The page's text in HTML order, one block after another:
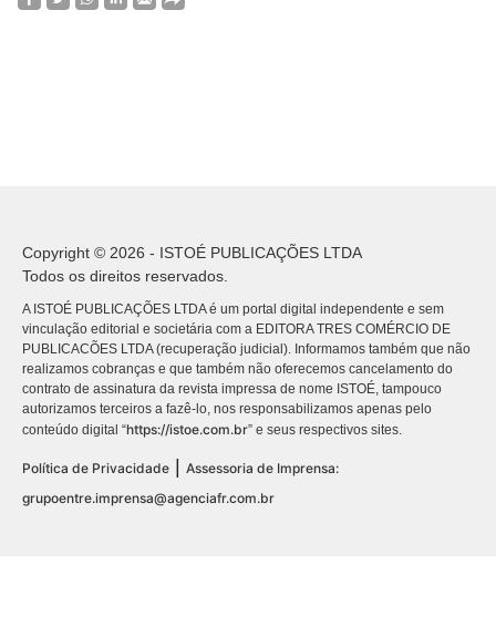
Copyright © 2026 - ISTOÉ PUBLICAÇÕES LTDA
Todos os direitos reservados.
A ISTOÉ PUBLICAÇÕES LTDA é um portal digital independente e sem
vinculação editorial e societária com a EDITORA TRES COMÉRCIO DE
PUBLICACÕES LTDA (recuperação judicial). Informamos também que não
realizamos cobranças e que também não oferecemos cancelamento do
contrato de assinatura da revista impressa de nome ISTOÉ, tampouco
autorizamos terceiros a fazê-lo, nos responsabilizamos apenas pelo
conteúdo digital “https://istoe.com.br” e seus respectivos sites.
Política de Privacidade
Assessoria de Imprensa:
grupoentre.imprensa@agenciafr.com.br